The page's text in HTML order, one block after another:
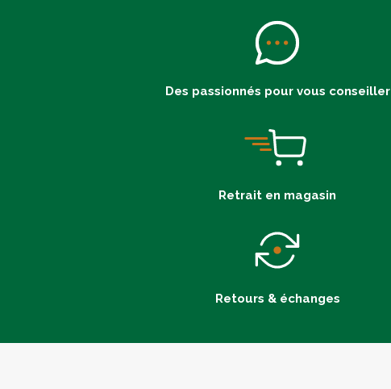
Des passionnés pour vous conseiller
Retrait en magasin
Retours & échanges